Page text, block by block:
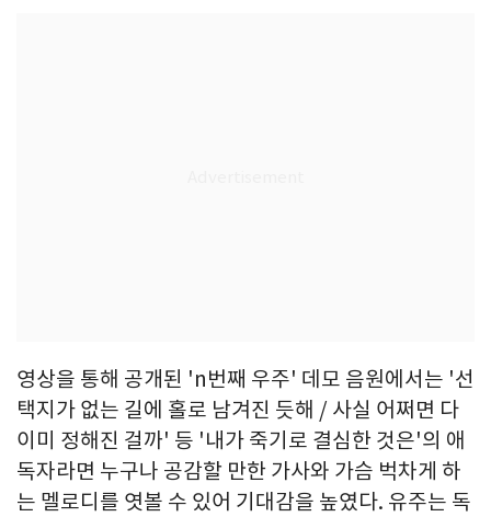
영상을 통해 공개된 'n번째 우주' 데모 음원에서는 '선
택지가 없는 길에 홀로 남겨진 듯해 / 사실 어쩌면 다
이미 정해진 걸까' 등 '내가 죽기로 결심한 것은'의 애
독자라면 누구나 공감할 만한 가사와 가슴 벅차게 하
는 멜로디를 엿볼 수 있어 기대감을 높였다. 유주는 독